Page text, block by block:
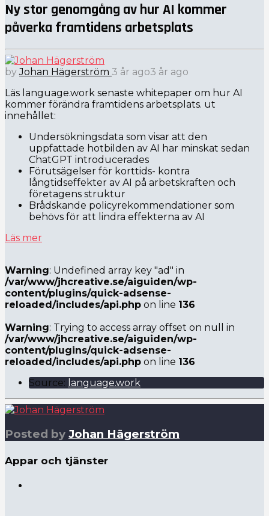
Ny stor genomgång av hur AI kommer
påverka framtidens arbetsplats
by Johan Hägerström 3 år ago3 år ago
Läs language.work senaste whitepaper om hur AI
kommer förändra framtidens arbetsplats. ut
innehållet:
Undersökningsdata som visar att den
uppfattade hotbilden av AI har minskat sedan
ChatGPT introducerades
Förutsägelser för korttids- kontra
långtidseffekter av AI på arbetskraften och
företagens struktur
Brådskande policyrekommendationer som
behövs för att lindra effekterna av AI
Läs mer
Warning: Undefined array key "ad" in
/var/www/jhcreative.se/aiguiden/wp-
content/plugins/quick-adsense-
reloaded/includes/api.php on line 136
Warning: Trying to access array offset on null in
/var/www/jhcreative.se/aiguiden/wp-
content/plugins/quick-adsense-
reloaded/includes/api.php on line 136
Source: language.work
Posted by Johan Hägerström
Appar och tjänster